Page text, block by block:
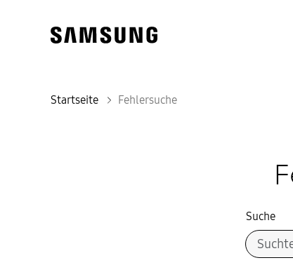
Startseite Fehlersuche
Suche